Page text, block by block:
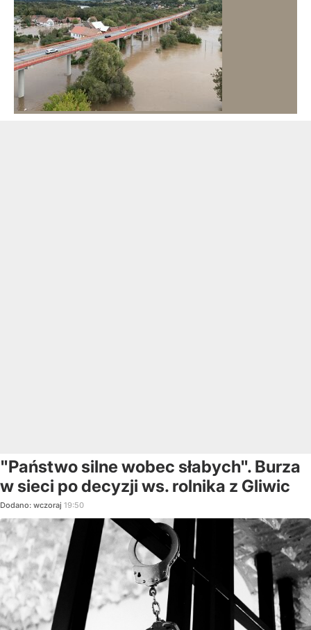
"Państwo silne wobec słabych". Burza
w sieci po decyzji ws. rolnika z Gliwic
Dodano: wczoraj 19:50